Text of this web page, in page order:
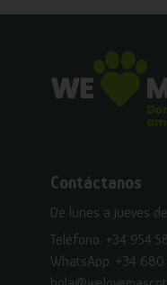
Contáctanos
De lunes a jueves
Teléfono: +34 954
WhatsApp: +34 680